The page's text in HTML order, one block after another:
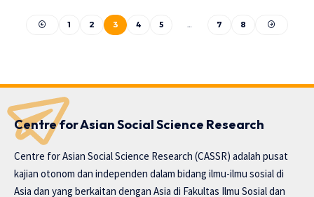
1 2 3 4 5 … 7 8
Centre for Asian Social Science Research
Centre for Asian Social Science Research (CASSR) adalah pusat
kajian otonom dan independen dalam bidang ilmu-ilmu sosial di
Asia dan yang berkaitan dengan Asia di Fakultas Ilmu Sosial dan